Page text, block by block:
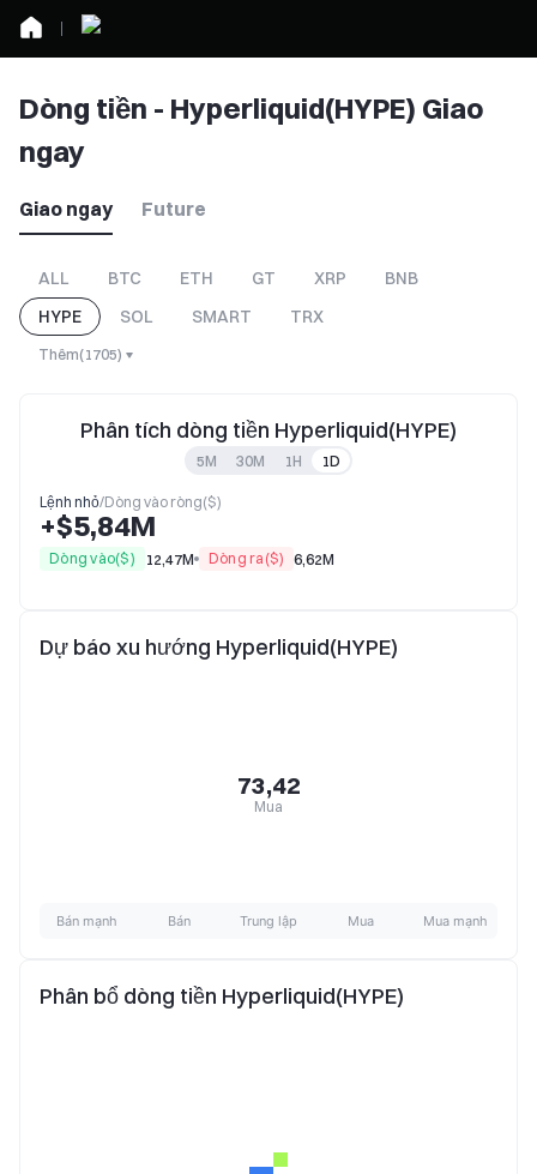
Dòng tiền - Hyperliquid(HYPE) Giao
ngay
Giao ngay Future
ALL BTC ETH GT XRP
BNB
HYPE
SOL SMART TRX
Thêm(1705)
Phân tích dòng tiền Hyperliquid(HYPE)
5M 30M 1H 1D
Lệnh nhỏ/Dòng vào ròng($)
+$5,84M
Dòng vào($) 12,47M Dòng ra($) 6,62M
Dự báo xu hướng Hyperliquid(HYPE)
73,42
Mua
Bán mạnh Bán Trung lập Mua Mua mạnh
Phân bổ dòng tiền Hyperliquid(HYPE)